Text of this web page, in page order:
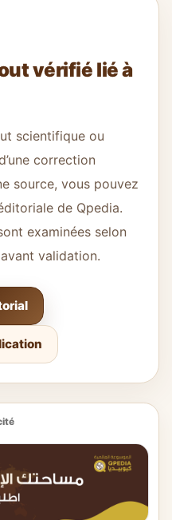
vérifié lié à
scientifique ou
correction
source, vous pouvez
de Qpedia.
examinées selon
validation.